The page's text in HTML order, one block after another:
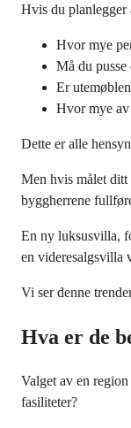
Hvis du planlegger
Hvor mye
Må du pusse
Er
Hvor mye av
Dette er alle
Men hvis målet ditt
byggherrene
En ny luksusvilla,
en videresalgsvilla
Vi ser denne
Hva er de
Valget av en
fasiliteter?